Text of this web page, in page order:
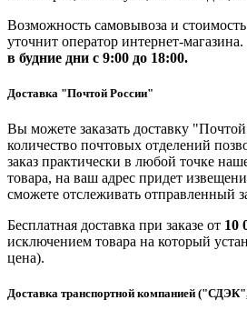
Возможность самовывоза и
уточнит оператор интернет-
в будние дни с 9:00 до 18:00.
Доставка "Почтой России"
Вы можете заказать доставку
количество почтовых отделений
заказ практически в любой точке
товара, на ваш адрес придет
сможете отслеживать отправленный
Бесплатная доставка при заказе от 10
исключением товара на который
цена).
Доставка транспортной компанией